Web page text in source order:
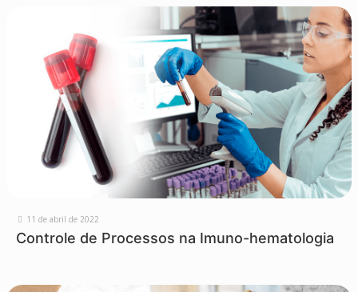
11 de abril de 2022
Controle de Processos na Imuno-hematologia